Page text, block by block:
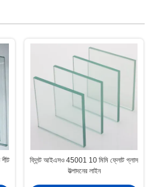
ফ্লিন্ট আইএসও 45001 10 মিমি ফ্লোট গ্লাস
উত্পাদনের লাইন